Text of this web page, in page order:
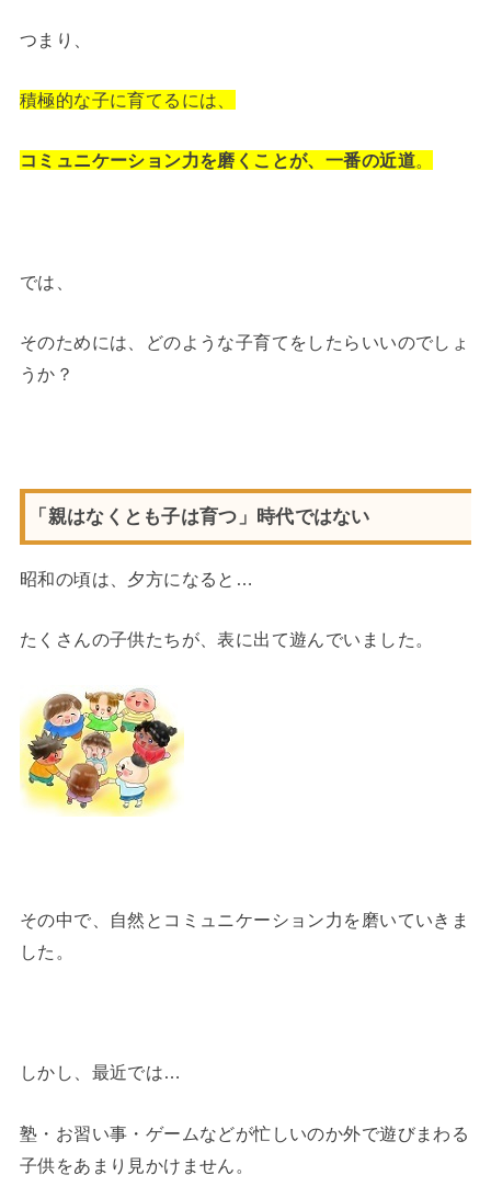
つまり、
積極的な子に育てるには、
コミュニケーション力を磨くことが、一番の近道。
では、
そのためには、どのような子育てをしたらいいのでしょ
うか？
「親はなくとも子は育つ」時代ではない
昭和の頃は、夕方になると…
たくさんの子供たちが、表に出て遊んでいました。
その中で、自然とコミュニケーション力を磨いていきま
した。
しかし、最近では…
塾・お習い事・ゲームなどが忙しいのか外で遊びまわる
子供をあまり見かけません。